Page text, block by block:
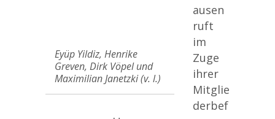
Eyüp Yildiz, Henrike
Greven, Dirk Vöpel und
Maximilian Janetzki (v. l.)
ausen
ruft
im
Zuge
ihrer
Mitglie
derbef